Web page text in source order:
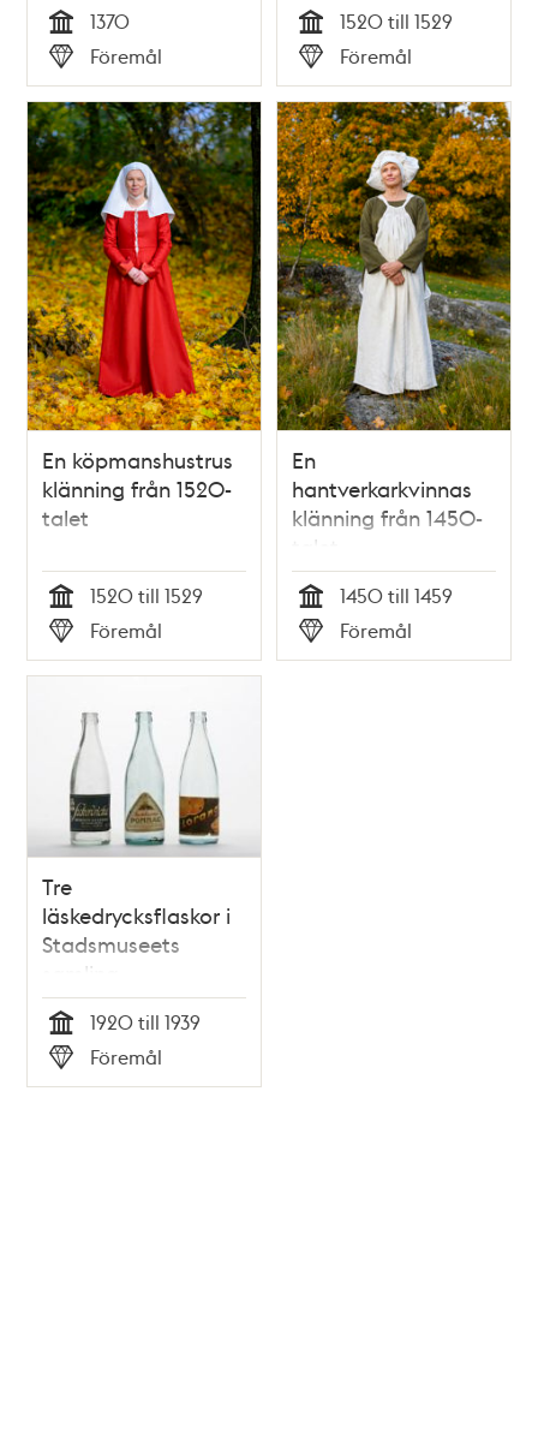
Tid
1370
Typ
Föremål Tid
1520 till 1529
Typ
Föremål
En köpmanshustrus
klänning från 1520-
talet
Tid
1520 till 1529
Typ
Föremål
En
hantverkarkvinnas
klänning från 1450-
talet
Tid
1450 till 1459
Typ
Föremål
Tre
läskedrycksflaskor i
Stadsmuseets
samling
Tid
1920 till 1939
Typ
Föremål